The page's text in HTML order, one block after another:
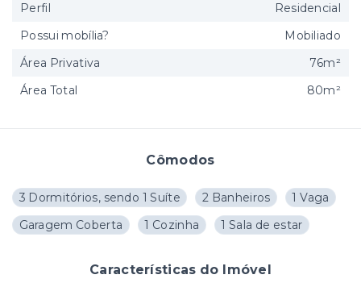
Cômodos
3 Dormitórios, sendo 1 Suíte 2 Banheiros
1 Vaga
Garagem Coberta
1 Cozinha 1 Sala de estar
Características do Imóvel
Perfil
Residencial
Possui mobília?
Mobiliado
Área Privativa
76m²
Área Total
80m²